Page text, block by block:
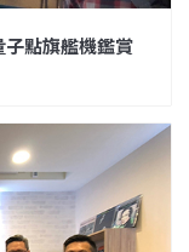
點旗艦機鑑賞